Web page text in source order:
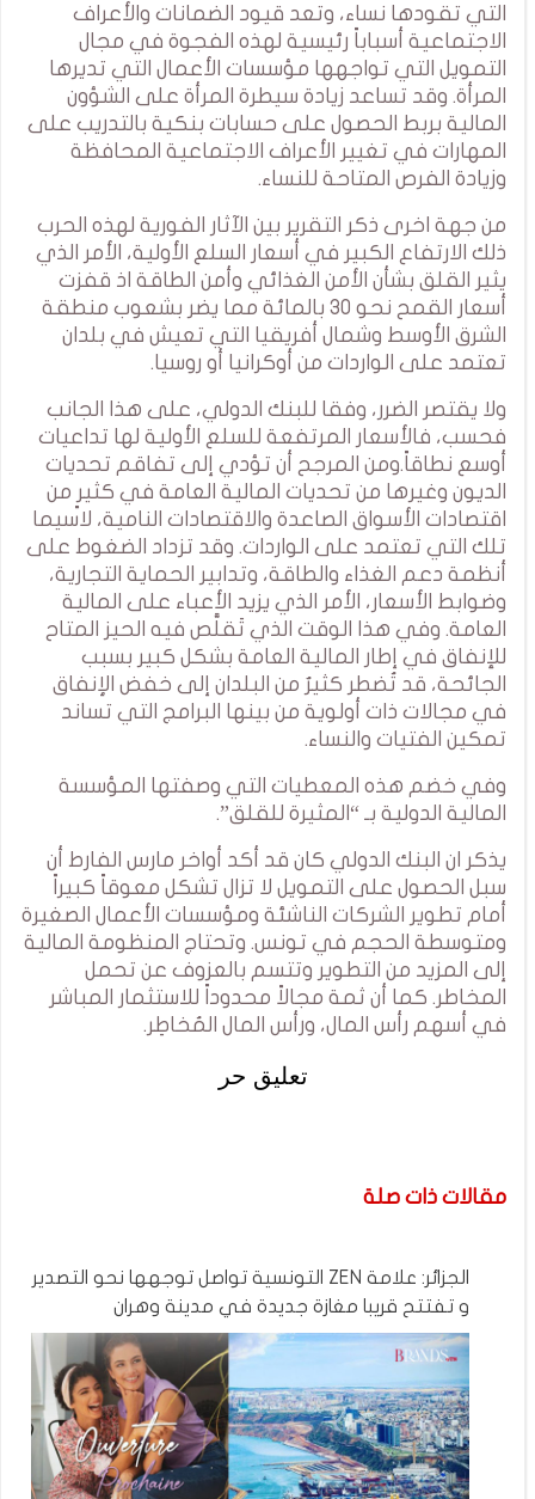
التي تقودها نساء، وتعد قيود الضمانات والأعراف
الاجتماعية أسباباً رئيسية لهذه الفجوة في مجال
التمويل التي تواجهها مؤسسات الأعمال التي تديرها
المرأة. وقد تساعد زيادة سيطرة المرأة على الشؤون
المالية بربط الحصول على حسابات بنكية بالتدريب على
المهارات في تغيير الأعراف الاجتماعية المحافظة
وزيادة الفرص المتاحة للنساء.
من جهة اخرى ذكر التقرير بين الآثار الفورية لهذه الحرب
ذلك الارتفاع الكبير في أسعار السلع الأولية، الأمر الذي
يثير القلق بشأن الأمن الغذائي وأمن الطاقة اذ قفزت
أسعار القمح نحو 30 بالمائة مما يضر بشعوب منطقة
الشرق الأوسط وشمال أفريقيا التي تعيش في بلدان
تعتمد على الواردات من أوكرانيا أو روسيا.
ولا يقتصر الضرر، وفقا للبنك الدولي، على هذا الجانب
فحسب، فالأسعار المرتفعة للسلع الأولية لها تداعيات
أوسع نطاقاً.ومن المرجح أن تؤدي إلى تفاقم تحديات
الديون وغيرها من تحديات المالية العامة في كثيرٍ من
اقتصادات الأسواق الصاعدة والاقتصادات النامية، لاسيما
تلك التي تعتمد على الواردات. وقد تزداد الضغوط على
أنظمة دعم الغذاء والطاقة، وتدابير الحماية التجارية،
وضوابط الأسعار، الأمر الذي يزيد الأعباء على المالية
العامة. وفي هذا الوقت الذي تَقلَّص فيه الحيز المتاح
للإنفاق في إطار المالية العامة بشكل كبير بسبب
الجائحة، قد تُضطر كثيرٌ من البلدان إلى خفض الإنفاق
في مجالات ذات أولوية من بينها البرامج التي تساند
تمكين الفتيات والنساء.
وفي خضم هذه المعطيات التي وصفتها المؤسسة
المالية الدولية بـ “المثيرة للقلق”.
يذكر ان البنك الدولي كان قد أكد أواخر مارس الفارط أن
سبل الحصول على التمويل لا تزال تشكل معوقاً كبيراً
أمام تطوير الشركات الناشئة ومؤسسات الأعمال الصغيرة
ومتوسطة الحجم في تونس. وتحتاج المنظومة المالية
إلى المزيد من التطوير وتتسم بالعزوف عن تحمل
المخاطر. كما أن ثمة مجالاً محدوداً للاستثمار المباشر
في أسهم رأس المال، ورأس المال المُخاطِر.
تعليق حر
مقالات ذات صلة
الجزائر: علامة ZEN التونسية تواصل توجهها نحو التصدير
و تفتتح قريبا مغازة جديدة في مدينة وهران